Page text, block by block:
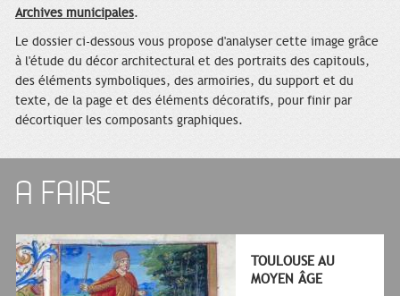
Archives municipales.
Le dossier ci-dessous vous propose d'analyser cette image grâce
à l'étude du décor architectural et des portraits des capitouls,
des éléments symboliques, des armoiries, du support et du
texte, de la page et des éléments décoratifs, pour finir par
décortiquer les composants graphiques.
A FAIRE
TOULOUSE AU
MOYEN ÂGE